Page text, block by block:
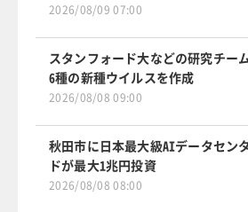
2026/08/09 07:00
スタンフォード大などの研究チー
6種の新種ウイルスを作成
2026/08/08 09:00
秋田市に日本最大級AIデータセン
ドが最大1兆円投資
2026/08/08 08:00